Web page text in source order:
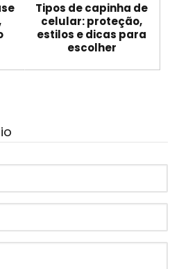
Tipos de capinha de
celular: proteção,
estilos e dicas para
escolher